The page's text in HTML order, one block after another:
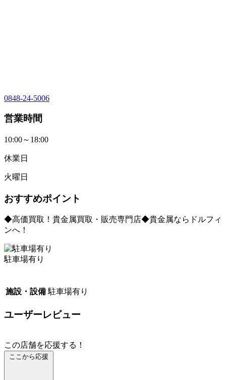
0848-24-5006
営業時間
10:00～18:00
休業日
火曜日
おすすめポイント
◆高価買取！貴金属買取・販売専門店◆貴金属ならドルフィ
ンへ！
駐車場有り
施設・設備 駐車場有り
ユーザーレビュー
この店舗を応援する！
ここから応援